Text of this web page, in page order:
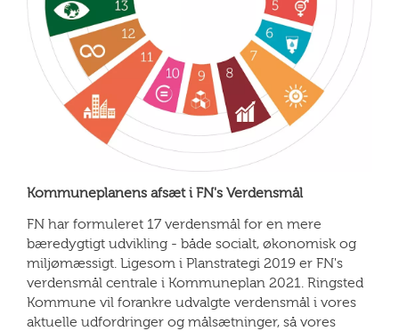
Kommuneplanens afsæt i FN's Verdensmål
FN har formuleret 17 verdensmål for en mere
bæredygtigt udvikling - både socialt, økonomisk og
miljømæssigt. Ligesom i Planstrategi 2019 er FN's
verdensmål centrale i Kommuneplan 2021. Ringsted
Kommune vil forankre udvalgte verdensmål i vores
aktuelle udfordringer og målsætninger, så vores